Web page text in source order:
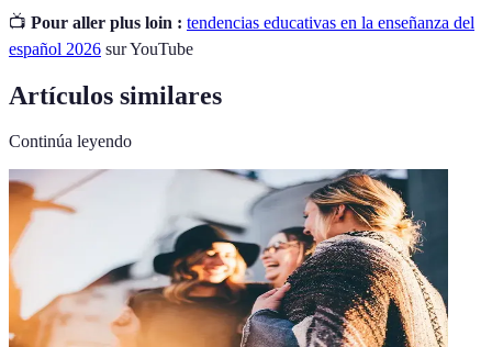
📺 Pour aller plus loin : tendencias educativas en la enseñanza del
español 2026 sur YouTube
Artículos similares
Continúa leyendo